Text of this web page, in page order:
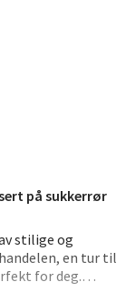
på sukkerrør
stilige og
en tur til
for deg.